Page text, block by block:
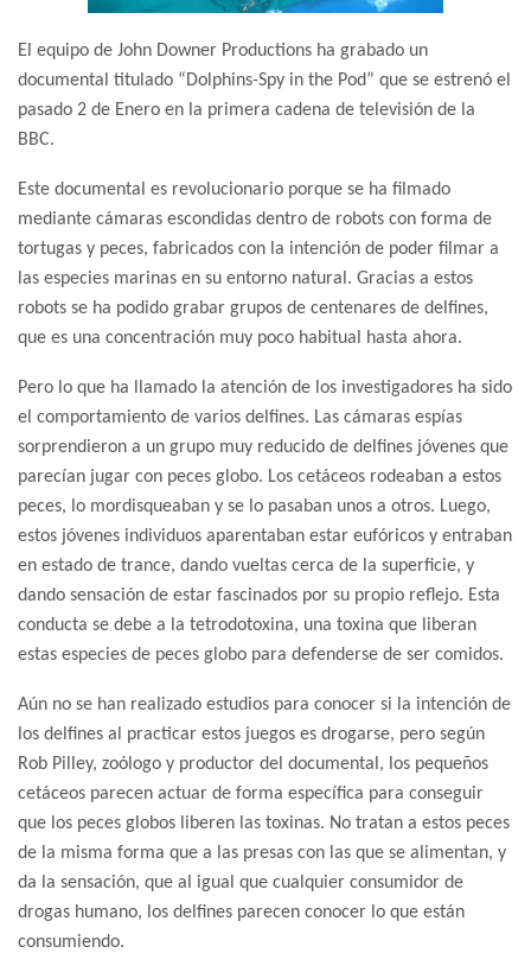
El equipo de John Downer Productions ha grabado un
documental titulado “Dolphins-Spy in the Pod” que se estrenó el
pasado 2 de Enero en la primera cadena de televisión de la
BBC.
Este documental es revolucionario porque se ha filmado
mediante cámaras escondidas dentro de robots con forma de
tortugas y peces, fabricados con la intención de poder filmar a
las especies marinas en su entorno natural. Gracias a estos
robots se ha podido grabar grupos de centenares de delfines,
que es una concentración muy poco habitual hasta ahora.
Pero lo que ha llamado la atención de los investigadores ha sido
el comportamiento de varios delfines. Las cámaras espías
sorprendieron a un grupo muy reducido de delfines jóvenes que
parecían jugar con peces globo. Los cetáceos rodeaban a estos
peces, lo mordisqueaban y se lo pasaban unos a otros. Luego,
estos jóvenes individuos aparentaban estar eufóricos y entraban
en estado de trance, dando vueltas cerca de la superficie, y
dando sensación de estar fascinados por su propio reflejo. Esta
conducta se debe a la tetrodotoxina, una toxina que liberan
estas especies de peces globo para defenderse de ser comidos.
Aún no se han realizado estudios para conocer si la intención de
los delfines al practicar estos juegos es drogarse, pero según
Rob Pilley, zoólogo y productor del documental, los pequeños
cetáceos parecen actuar de forma específica para conseguir
que los peces globos liberen las toxinas. No tratan a estos peces
de la misma forma que a las presas con las que se alimentan, y
da la sensación, que al igual que cualquier consumidor de
drogas humano, los delfines parecen conocer lo que están
consumiendo.